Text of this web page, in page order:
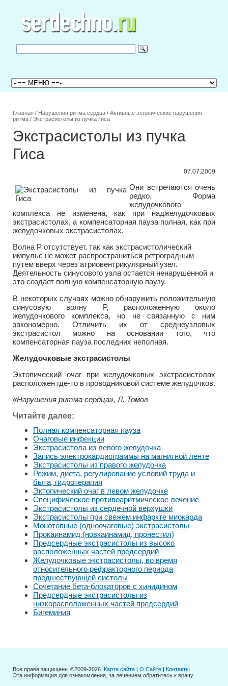
Главная / Нарушения ритма сердца / Активные эктопические нарушения
ритма / Экстрасистолы из пучка Гиса
Экстрасистолы из пучка
Гиса
07.07.2009
Они встречаются очень
редко. Форма
желудочкового
комплекса не изменена, как при наджелудочковых
экстрасистолах, а компенсаторная пауза полная, как при
желудочковых экстрасистолах.
Волна Р отсутствует, так как экстрасистолический
импульс не может распространиться ретроградным
путем вверх через атриовентрикулярный узел.
Деятельность синусового узла остается ненарушенной и
это создает полную компенсаторную паузу.
В некоторых случаях можно обнаружить положительную
синусовую волну Р, расположенную около
желудочкового комплекса, но не связанную с ним
закономерно. Отличить их от среднеузловых
экстрасистол можно на основании того, что
компенсаторная пауза последних неполная.
Желудочковые экстрасистолы
Эктопический очаг при желудочковых экстрасистолах
расположен где-то в проводниковой системе желудочков.
«Нарушения ритма сердца», Л. Томов
Читайте далее:
Полная компенсаторная пауза
Очаговые инфекции
Экстрасистола из левого желудочка
Запись электрокардиограммы на магнитной ленте
Экстрасистолы из правого желудочка
Режим, диета, регулирование условий труда и
быта, гидротерапия
Эктопический очаг в левом желудочке
Специфическое противоаритмическое лечение
Экстрасистолы из сердечной верхушки
Экстрасистолы при свежем инфаркте миокарда
Монотопные (одноочаговые) экстрасистолы
Прокаинамид (новкаинамид, пронестил)
Предсердные экстрасистолы из высоко
расположенных частей предсердий
Желудочковые экстрасистолы, во время
относительного рефракторного периода
предшествующей систолы
Сочетание бета-блокаторов с хинидином
Предсердные экстрасистолы из
низкорасположенных частей предсердий
Бигеминия
Все права защищены ©2009-2026. Карта сайта | О Сайте | Контакты
Эта информация для ознакомления, за лечением обратитесь к врачу.